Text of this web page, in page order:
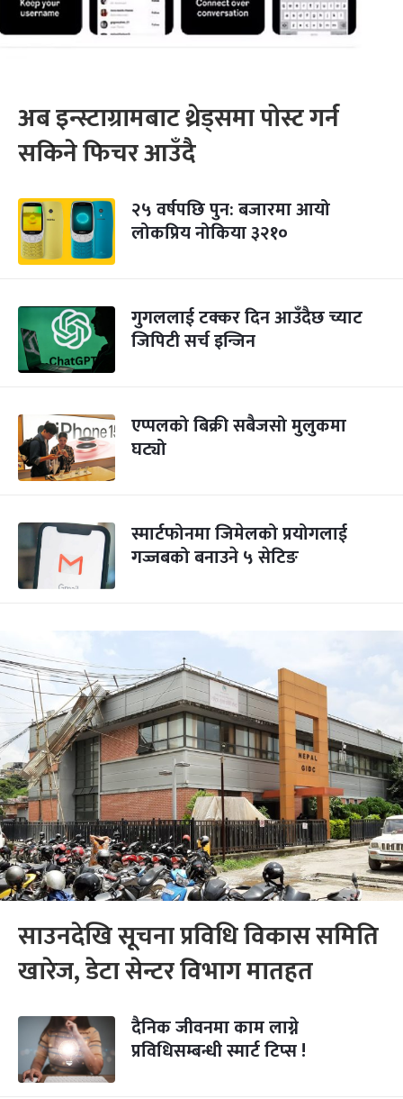
अब इन्स्टाग्रामबाट थ्रेड्समा पोस्ट गर्न
सकिने फिचर आउँदै
२५ वर्षपछि पुन: बजारमा आयो
लोकप्रिय नोकिया ३२१०
गुगललाई टक्कर दिन आउँदैछ च्याट
जिपिटी सर्च इन्जिन
एप्पलको बिक्री सबैजसो मुलुकमा
घट्यो
स्मार्टफोनमा जिमेलको प्रयोगलाई
गज्जबको बनाउने ५ सेटिङ
साउनदेखि सूचना प्रविधि विकास समिति
खारेज, डेटा सेन्टर विभाग मातहत
दैनिक जीवनमा काम लाग्ने
प्रविधिसम्बन्धी स्मार्ट टिप्स !